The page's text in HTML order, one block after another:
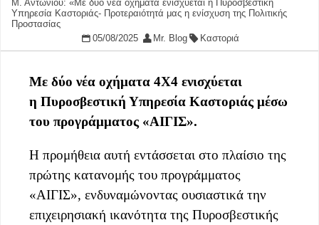
Μ. Αντωνίου: «Με δύο νέα οχήματα ενισχύεται η Πυροσβεστική
Υπηρεσία Καστοριάς- Προτεραιότητά μας η ενίσχυση της Πολιτικής
Προστασίας
05/08/2025
Mr. Blog Καστοριά
Με δύο νέα οχήματα 4Χ4 ενισχύεται
η Πυροσβεστική Υπηρεσία Καστοριάς μέσω
του προγράμματος «ΑΙΓΙΣ».
Η προμήθεια αυτή εντάσσεται στο πλαίσιο της
πρώτης κατανομής του προγράμματος
«ΑΙΓΙΣ», ενδυναμώνοντας ουσιαστικά την
επιχειρησιακή ικανότητα της Πυροσβεστικής